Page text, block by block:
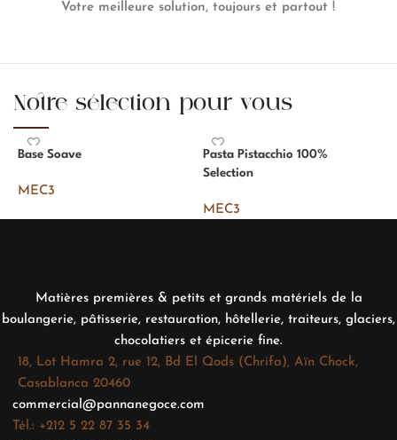
Votre meilleure solution, toujours et partout !
Notre sélection pour vous
Base Soave
MEC3
Pasta Pistacchio 100%
Selection
MEC3
Matières premières & petits et grands matériels de la
boulangerie, pâtisserie, restauration, hôtellerie, traiteurs, glaciers,
chocolatiers et épicerie fine.
18, Lot Hamra 2, rue 12, Bd El Qods (Chrifa), Aïn Chock,
Casablanca 20460
commercial@pannanegoce.com
Tél.: +212 5 22 87 35 34